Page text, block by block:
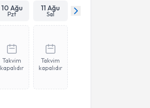
10 Ağu
Pzt
11 Ağu
Sal
Takvim
kapalıdır
Takvim
kapalıdır